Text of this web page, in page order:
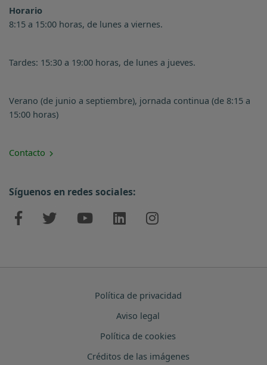
Horario
8:15 a 15:00 horas, de lunes a viernes.
Tardes: 15:30 a 19:00 horas, de lunes a jueves.
Verano (de junio a septiembre), jornada continua (de 8:15 a
15:00 horas)
Contacto
Síguenos en redes sociales:
Política de privacidad
Aviso legal
Política de cookies
Créditos de las imágenes